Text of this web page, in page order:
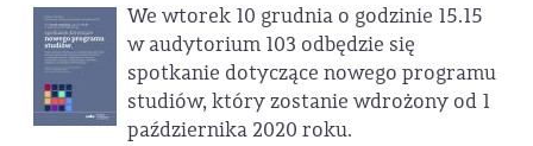
We wtorek 10 grudnia o godzinie 15.15
w audytorium 103 odbędzie się
spotkanie dotyczące nowego programu
studiów, który zostanie wdrożony od 1
października 2020 roku.